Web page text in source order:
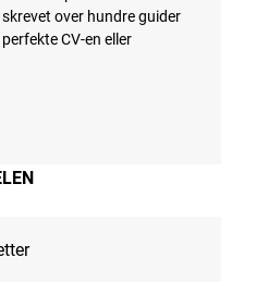
over hundre guider
CV-en eller